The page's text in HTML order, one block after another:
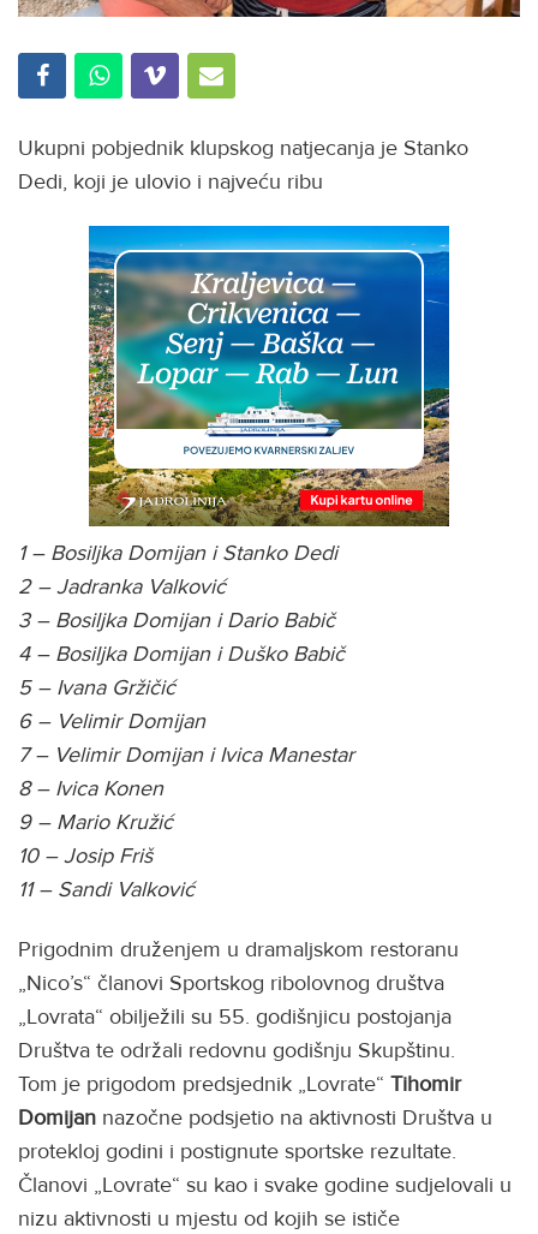
Ukupni pobjednik klupskog natjecanja je Stanko
Dedi, koji je ulovio i najveću ribu
1 – Bosiljka Domijan i Stanko Dedi
2 – Jadranka Valković
3 – Bosiljka Domijan i Dario Babič
4 – Bosiljka Domijan i Duško Babič
5 – Ivana Gržičić
6 – Velimir Domijan
7 – Velimir Domijan i Ivica Manestar
8 – Ivica Konen
9 – Mario Kružić
10 – Josip Friš
11 – Sandi Valković
Prigodnim druženjem u dramaljskom restoranu
„Nico’s“ članovi Sportskog ribolovnog društva
„Lovrata“ obilježili su 55. godišnjicu postojanja
Društva te održali redovnu godišnju Skupštinu.
Tom je prigodom predsjednik „Lovrate“ Tihomir
Domijan nazočne podsjetio na aktivnosti Društva u
protekloj godini i postignute sportske rezultate.
Članovi „Lovrate“ su kao i svake godine sudjelovali u
nizu aktivnosti u mjestu od kojih se ističe